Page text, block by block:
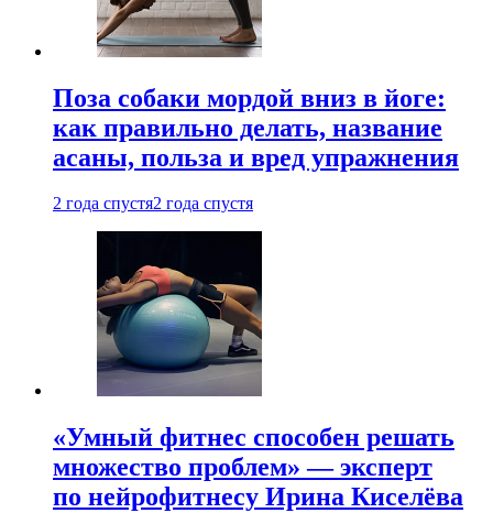
Поза собаки мордой вниз в йоге:
как правильно делать, название
асаны, польза и вред упражнения
2 года спустя2 года спустя
«Умный фитнес способен решать
множество проблем» — эксперт
по нейрофитнесу Ирина Киселёва